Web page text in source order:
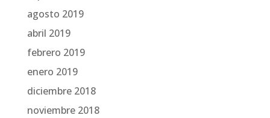
agosto 2019
abril 2019
febrero 2019
enero 2019
diciembre 2018
noviembre 2018